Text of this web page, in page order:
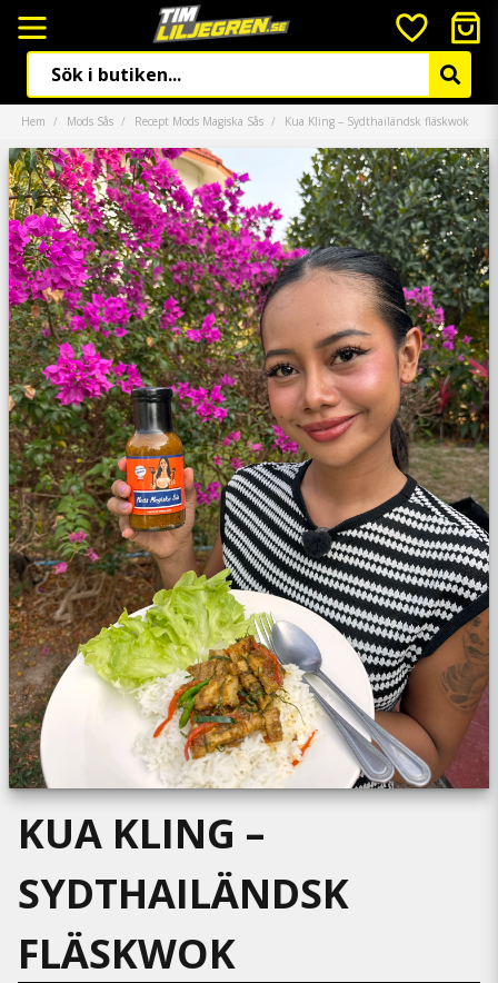
Hem Mods Sås Recept Mods Magiska Sås Kua Kling – Sydthailändsk fläskwok
KUA KLING –
SYDTHAILÄNDSK
FLÄSKWOK